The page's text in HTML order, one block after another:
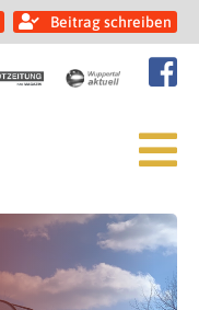
Beitrag schreiben